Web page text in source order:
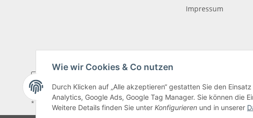
Impressum
* Alle Preise inkl. gesetzlicher USt., zzgl. Versand , zzgl. Mindermengenzuschlag
Wie wir Cookies & Co nutzen
Durch Klicken auf „Alle akzeptieren“ gestatten Sie den
Analytics, Google Ads, Google Tag Manager. Sie können die
Weitere Details finden Sie unter Konfigurieren und in unserer